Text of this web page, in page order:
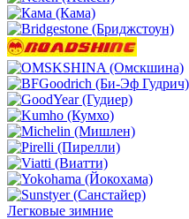
Легковые зимние